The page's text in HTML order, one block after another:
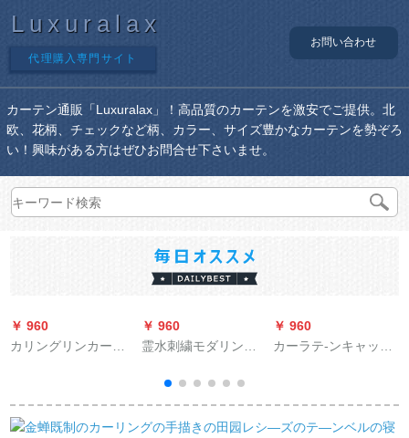
Luxuralax
代理購入専門サイト
お問い合わせ
カーテン通販「Luxuralax」！高品質のカーテンを激安でご提供。北
欧、花柄、チェックなど柄、カラー、サイズ豊かなカーテンを勢ぞろ
い！興味がある方はぜひお問合せ下さいませ。
￥ 960
カリングリンカーン
グリングリングリン
グ40个オーバーンダ
￥ 960
霊水刺繍モダリン北
システムシステムシ
ステムシステムシス
テムシステムシステ
￥ 960
カーラテ-ンキャップ-
み-ンドバーナとサー
ルの青い色